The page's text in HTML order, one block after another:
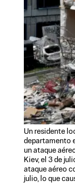
Un residente
departamento
un ataque
Kiev, el 3 de
ataque aéreo
julio, lo que